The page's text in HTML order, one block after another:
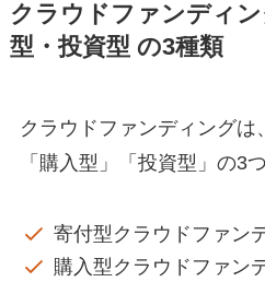
クラウドファンディ
型・投資型 の3種類
クラウドファンディングは
「購入型」「投資型」の3
寄付型クラウドファン
購入型クラウドファン